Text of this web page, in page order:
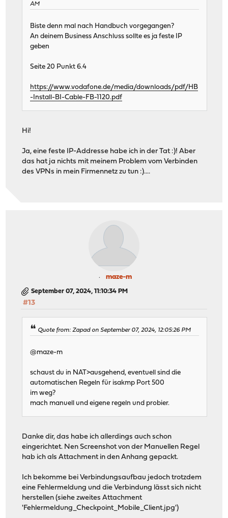
AM
Biste denn mal nach Handbuch vorgegangen?
An deinem Business Anschluss sollte es ja feste IP
geben
Seite 20 Punkt 6.4
https://www.vodafone.de/media/downloads/pdf/HB
-Install-BI-Cable-FB-1120.pdf
Hi!
Ja, eine feste IP-Addresse habe ich in der Tat :)! Aber
das hat ja nichts mit meinem Problem vom Verbinden
des VPNs in mein Firmennetz zu tun :)....
maze-m
September 07, 2024, 11:10:34 PM
#13
Quote from: Zapad on September 07, 2024, 12:05:26 PM
@maze-m
schaust du in NAT>ausgehend, eventuell sind die
automatischen Regeln für isakmp Port 500
im weg?
mach manuell und eigene regeln und probier.
Danke dir, das habe ich allerdings auch schon
eingerichtet. Nen Screenshot von der Manuellen Regel
hab ich als Attachment in den Anhang gepackt.
Ich bekomme bei Verbindungsaufbau jedoch trotzdem
eine Fehlermeldung und die Verbindung lässt sich nicht
herstellen (siehe zweites Attachment
'Fehlermeldung_Checkpoint_Mobile_Client.jpg')